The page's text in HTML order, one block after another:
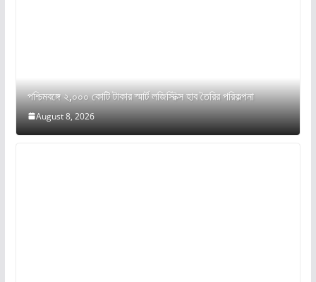
পশ্চিমবঙ্গে ২,০০০ কোটি টাকার স্মার্ট লজিস্টিক্স হাব তৈরির পরিকল্পনা
August 8, 2026